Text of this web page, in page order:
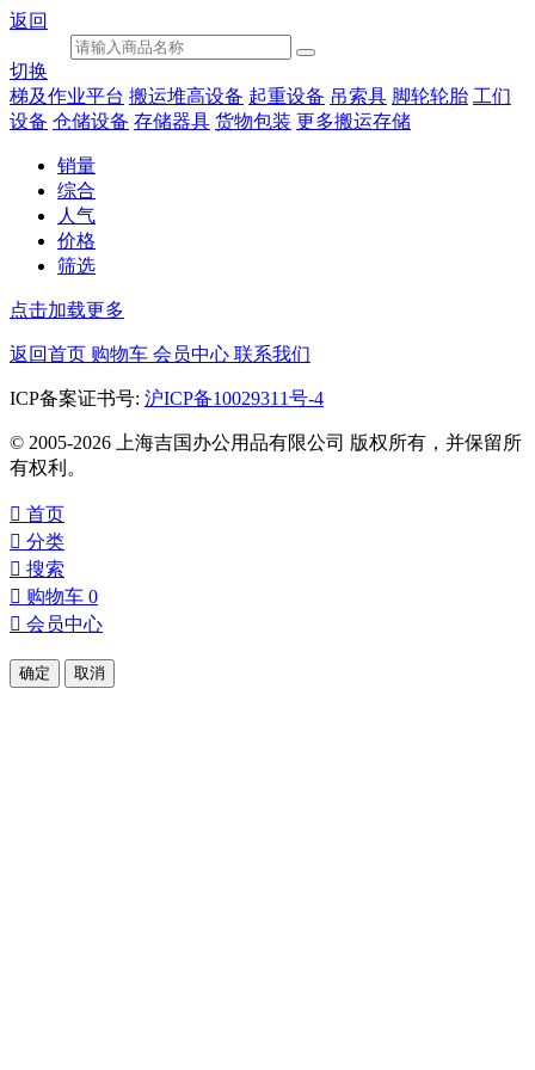
返回
切换
梯及作业平台 搬运堆高设备 起重设备 吊索具 脚轮轮胎 工们
设备 仓储设备 存储器具 货物包装 更多搬运存储
销量
综合
人气
价格
筛选
点击加载更多
返回首页 购物车 会员中心 联系我们
ICP备案证书号: 沪ICP备10029311号-4
© 2005-2026 上海吉国办公用品有限公司 版权所有，并保留所
有权利。
 首页
 分类
 搜索
 购物车 0
 会员中心
确定 取消